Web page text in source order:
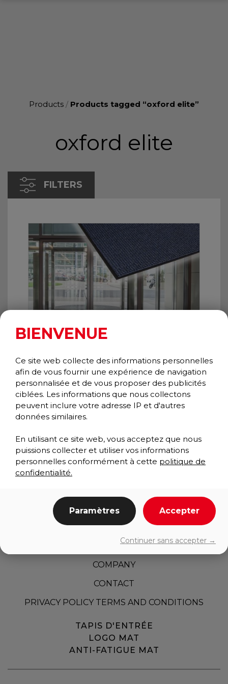
Products / Products tagged “oxford elite”
oxford elite
FILTERS
OXFORD ELITE
Wiper/Scraper
Prestige Collection
HOME
PRODUCTS
COMPANY
CONTACT
PRIVACY POLICY TERMS AND CONDITIONS
TAPIS D'ENTRÉE
LOGO MAT
ANTI-FATIGUE MAT
BIENVENUE
Ce site web collecte des informations personnelles
afin de vous fournir une expérience de navigation
personnalisée et de vous proposer des publicités
ciblées. Les informations que nous collectons
peuvent inclure votre adresse IP et d'autres
données similaires.
En utilisant ce site web, vous acceptez que nous
puissions collecter et utiliser vos informations
personnelles conformément à cette politique de
confidentialité.
Paramètres Accepter
Continuer sans accepter →